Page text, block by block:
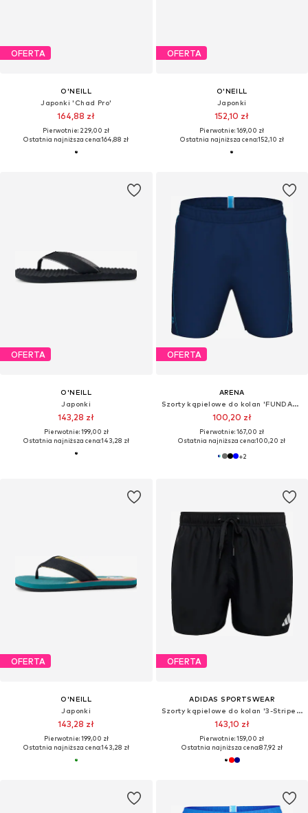
OFERTA
O'NEILL
Japonki 'Chad Pro'
164,88 zł
Pierwotnie: 229,00 zł
Ostatnia najniższa cena:164,88 zł
OFERTA
O'NEILL
Japonki
152,10 zł
Pierwotnie: 169,00 zł
Ostatnia najniższa cena:152,10 zł
OFERTA
O'NEILL
Japonki
143,28 zł
Pierwotnie: 199,00 zł
Ostatnia najniższa cena:143,28 zł
OFERTA
ARENA
Szorty kąpielowe do kolan 'FUNDAMENTALS LOGO BOXER'
100,20 zł
Pierwotnie: 167,00 zł
Ostatnia najniższa cena:100,20 zł
+2
OFERTA
O'NEILL
Japonki
143,28 zł
Pierwotnie: 199,00 zł
Ostatnia najniższa cena:143,28 zł
OFERTA
ADIDAS SPORTSWEAR
Szorty kąpielowe do kolan '3-Stripes 3-Inch'
143,10 zł
Pierwotnie: 159,00 zł
Ostatnia najniższa cena:87,92 zł